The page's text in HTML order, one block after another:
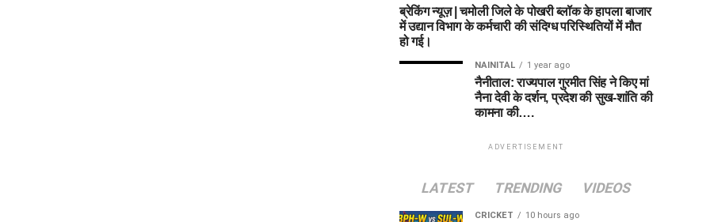
ब्रेकिंग न्यूज़ | चमोली जिले के पोखरी ब्लॉक के हापला बाजार
में उद्यान विभाग के कर्मचारी की संदिग्ध परिस्थितियों में मौत
हो गई।
NAINITAL 1 year ago
नैनीताल: राज्यपाल गुरमीत सिंह ने किए मां
नैना देवी के दर्शन, प्रदेश की सुख-शांति की
कामना की….
ADVERTISEMENT
LATEST TRENDING VIDEOS
CRICKET 10 hours ago